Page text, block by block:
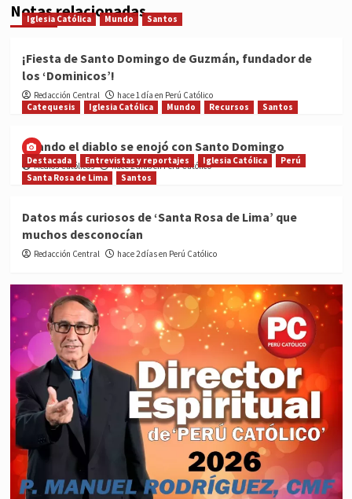
Notas relacionadas
Iglesia Católica Mundo Santos
¡Fiesta de Santo Domingo de Guzmán, fundador de
los ‘Dominicos’!
Redacción Central
hace 1 día en Perú Católico
Catequesis
Iglesia Católica Mundo Recursos Santos
Cuando el diablo se enojó con Santo Domingo
Medios Católicos hace 2 días en Perú Católico
Destacada Entrevistas y reportajes Iglesia Católica
Perú
Santa Rosa de Lima
Santos
Datos más curiosos de ‘Santa Rosa de Lima’ que
muchos desconocían
Redacción Central hace 2 días en Perú Católico